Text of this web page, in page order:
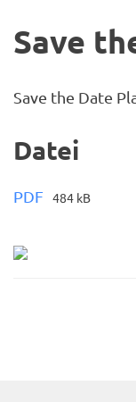
Save
Save the Date
Datei
PDF 484 kB